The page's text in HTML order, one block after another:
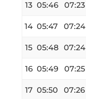
13 05:46 07:23
14 05:47 07:24
15 05:48 07:24
16 05:49 07:25
17 05:50 07:26